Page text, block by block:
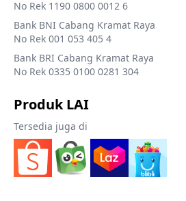
No Rek 1190 0800 0012 6
Bank BNI Cabang Kramat Raya
No Rek 001 053 405 4
Bank BRI Cabang Kramat Raya
No Rek 0335 0100 0281 304
Produk LAI
Tersedia juga di